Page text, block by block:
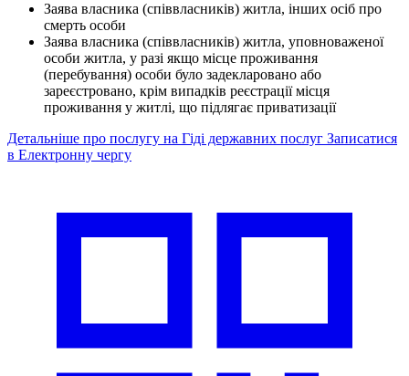
Заява власника (співвласників) житла, інших осіб про
смерть особи
Заява власника (співвласників) житла, уповноваженої
особи житла, у разі якщо місце проживання
(перебування) особи було задекларовано або
зареєстровано, крім випадків реєстрації місця
проживання у житлі, що підлягає приватизації
Детальніше про послугу на Гіді державних послуг Записатися
в Електронну чергу